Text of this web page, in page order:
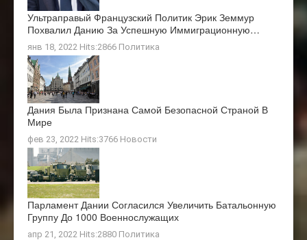
Ультраправый Французский Политик Эрик Земмур
Похвалил Данию За Успешную Иммиграционную…
янв 18, 2022 Hits:2866 Политика
Дания Была Признана Самой Безопасной Страной В
Мире
фев 23, 2022 Hits:3766 Новости
Парламент Дании Согласился Увеличить Батальонную
Группу До 1000 Военнослужащих
апр 21, 2022 Hits:2880 Политика